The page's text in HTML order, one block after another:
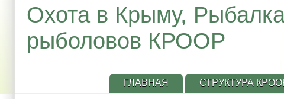
Охота в Крыму,
рыболовов КРООР
ГЛАВНАЯ СТРУКТУРА